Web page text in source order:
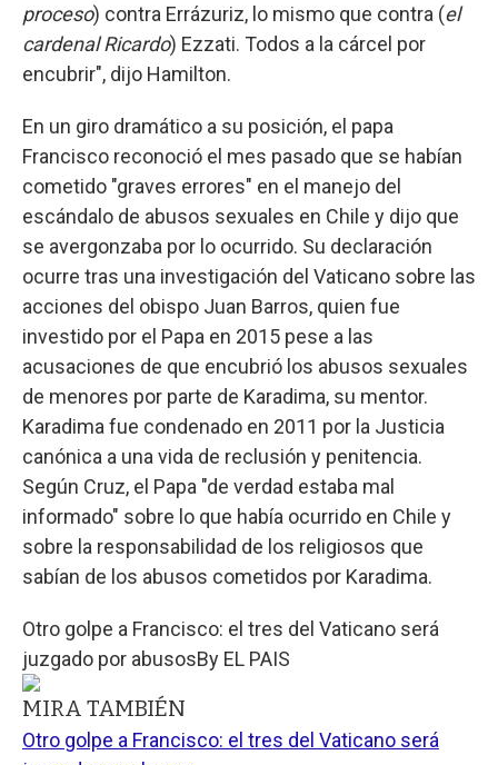
proceso) contra Errázuriz, lo mismo que contra (el
cardenal Ricardo) Ezzati. Todos a la cárcel por
encubrir", dijo Hamilton.
En un giro dramático a su posición, el papa
Francisco reconoció el mes pasado que se habían
cometido "graves errores" en el manejo del
escándalo de abusos sexuales en Chile y dijo que
se avergonzaba por lo ocurrido. Su declaración
ocurre tras una investigación del Vaticano sobre las
acciones del obispo Juan Barros, quien fue
investido por el Papa en 2015 pese a las
acusaciones de que encubrió los abusos sexuales
de menores por parte de Karadima, su mentor.
Karadima fue condenado en 2011 por la Justicia
canónica a una vida de reclusión y penitencia.
Según Cruz, el Papa "de verdad estaba mal
informado" sobre lo que había ocurrido en Chile y
sobre la responsabilidad de los religiosos que
sabían de los abusos cometidos por Karadima.
Otro golpe a Francisco: el tres del Vaticano será
juzgado por abusosBy EL PAIS
MIRA TAMBIÉN
Otro golpe a Francisco: el tres del Vaticano será